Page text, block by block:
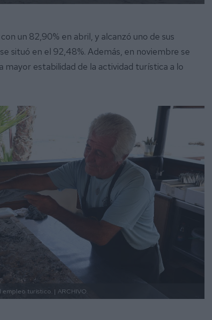
un 82,90% en abril, y alcanzó uno de sus
situó en el 92,48%. Además, en noviembre se
mayor estabilidad de la actividad turística a lo
empleo turístico. | ARCHIVO.